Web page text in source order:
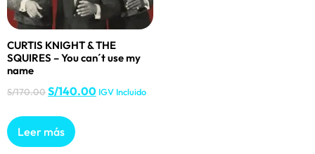
CURTIS KNIGHT & THE
SQUIRES – You can´t use my
name
S/170.00S/140.00 IGV Incluido
Leer más